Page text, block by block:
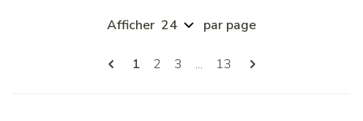
Pages
Vous lisez actuellement la page
1 Page
2 Page
3 ... Page
13
Afficher par page